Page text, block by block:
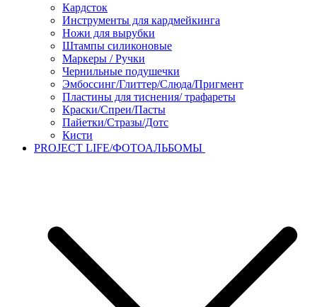
Кардсток
Инструменты для кардмейкинга
Ножи для вырубки
Штампы силиконовые
Маркеры / Ручки
Чернильные подушечки
Эмбоссинг/Глиттер/Слюда/Пригмент
Пластины для тиснения/ трафареты
Краски/Спреи/Пасты
Пайетки/Стразы/Дотс
Кисти
PROJECT LIFE/ФОТОАЛЬБОМЫ